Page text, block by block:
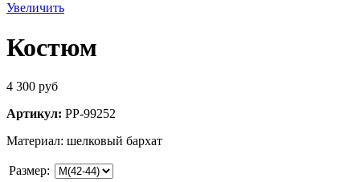
Увеличить
Костюм
4 300 руб
Артикул: PP-99252
Материал: шелковый бархат
Размер: